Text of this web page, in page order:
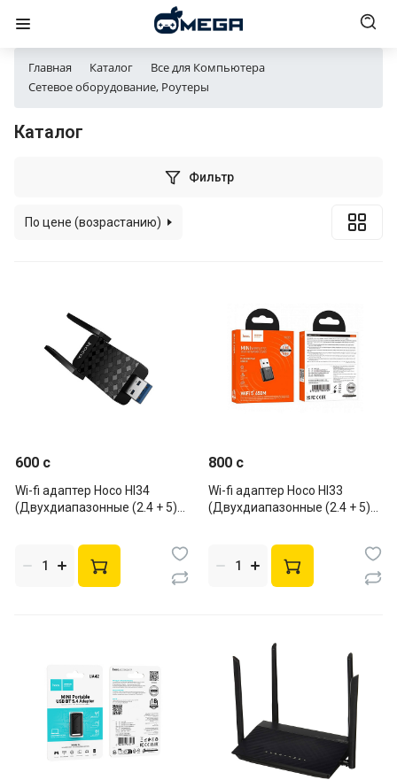
Главная Каталог
Все для Компьютера
Сетевое оборудование, Роутеры
Каталог
Фильтр
По цене (возрастанию)
По цене (убыванию)
600 c
Wi-fi адаптер Hoco HI34
(Двухдиапазонные (2.4 + 5)
800 c
Wi-fi адаптер Hoco HI33
(Двухдиапазонные (2.4 + 5)